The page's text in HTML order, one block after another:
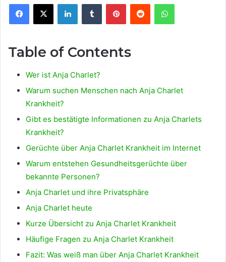
Facebook
X LinkedInTumblr PinterestReddit WhatsApp
Table of Contents
Wer ist Anja Charlet?
Warum suchen Menschen nach Anja Charlet
Krankheit?
Gibt es bestätigte Informationen zu Anja Charlets
Krankheit?
Gerüchte über Anja Charlet Krankheit im Internet
Warum entstehen Gesundheitsgerüchte über
bekannte Personen?
Anja Charlet und ihre Privatsphäre
Anja Charlet heute
Kurze Übersicht zu Anja Charlet Krankheit
Häufige Fragen zu Anja Charlet Krankheit
Fazit: Was weiß man über Anja Charlet Krankheit